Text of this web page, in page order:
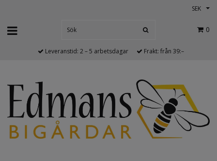
SEK
0
Leveranstid: 2 – 5 arbetsdagar Frakt: från 39:–